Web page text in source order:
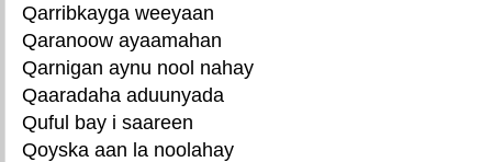
Qarribkayga weeyaan
Qaranoow ayaamahan
Qarnigan aynu nool nahay
Qaaradaha aduunyada
Quful bay i saareen
Qoyska aan la noolahay